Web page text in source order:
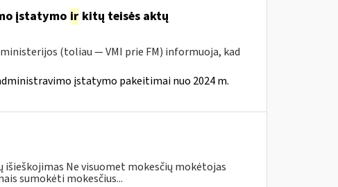
įstatymo irkitų teisės aktų
(toliau — VMI prie FM) informuoja, kad
įstatymo pakeitimai nuo 2024 m.
Ne visuomet mokesčių mokėtojas
sumokėti mokesčius...